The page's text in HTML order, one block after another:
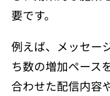
要です。
例えば、メッセー
ち数の増加ペース
合わせた配信内容